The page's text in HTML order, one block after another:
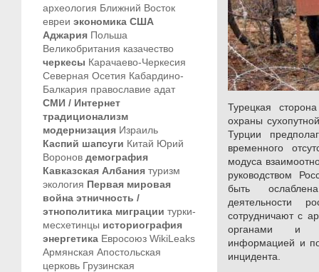
археология Ближний Восток
евреи экономика США
Аджария Польша
Великобритания казачество
черкесы Карачаево-Черкесия
Северная Осетия Кабардино-
Балкария православие адат
СМИ / Интернет
традиционализм
модернизация Израиль
Каспий шапсуги Китай Юрий
Воронов демография
Кавказская Албания туризм
экология Первая мировая
война этничность /
этнополитика миграции турки-
месхетинцы историография
энергетика Евросоюз WikiLeaks
Армянская Апостольская
церковь Грузинская
Турецкая
охраны
Турции
временного
модуса
руководством
быть
деятельности
сотрудничают с
органами и
информацией и
инцидента.